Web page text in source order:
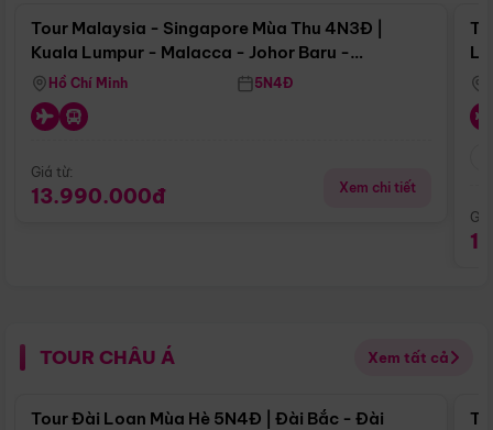
Tour Malaysia - Singapore Mùa Thu 4N3Đ |
Kuala Lumpur - Malacca - Johor Baru -
Singapore
Hồ Chí Minh 5N4Đ
Giá từ:
13.990.000đ Xem chi tiết
TOUR CHÂU Á Xem tất cả
Điểm nổi bật
Tour Đài Loan Mùa Hè 5N4Đ | Đài Bắc - Đài